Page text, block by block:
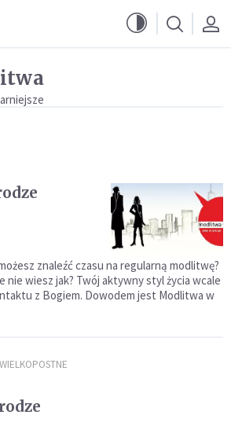
znaleźć czasu na regularną modlitwę?
nie wiesz jak? Twój aktywny styl życia wcale
z Bogiem. Dowodem jest Modlitwa w